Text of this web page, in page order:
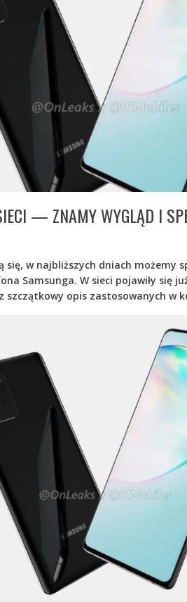
— ZNAMY WYGLĄD I
się, w najbliższych dniach możemy
Samsunga. W sieci pojawiły się
szczątkowy opis zastosowanych w